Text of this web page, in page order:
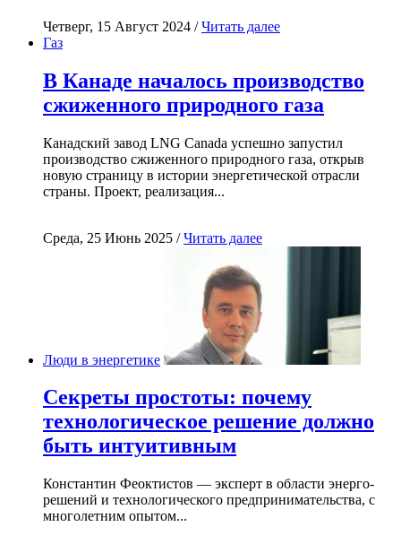
Четверг, 15 Август 2024 /Читать далее
Газ
В Канаде началось производство
сжиженного природного газа
Канадский завод LNG Canada успешно запустил
производство сжиженного природного газа, открыв
новую страницу в истории энергетической отрасли
страны. Проект, реализация...
Среда, 25 Июнь 2025 /Читать далее
Люди в энергетике
Секреты простоты: почему
технологическое решение должно
быть интуитивным
Константин Феоктистов — эксперт в области энерго-
решений и технологического предпринимательства, с
многолетним опытом...